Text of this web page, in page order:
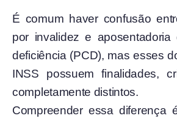
É comum haver confusão
por invalidez e
deficiência (PCD), mas esses
INSS possuem finalidades,
completamente distintos.
Compreender essa diferença